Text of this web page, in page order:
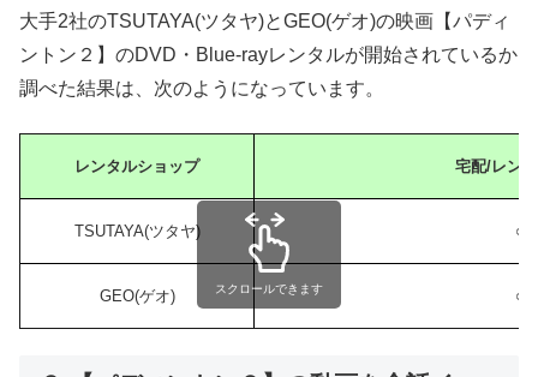
大手2社のTSUTAYA(ツタヤ)とGEO(ゲオ)の映画【パディ
ントン２】のDVD・Blue-rayレンタルが開始されているか
調べた結果は、次のようになっています。
レンタルショップ 宅配/レン
TSUTAYA(ツタヤ) ○
GEO(ゲオ) ○
スクロールできます